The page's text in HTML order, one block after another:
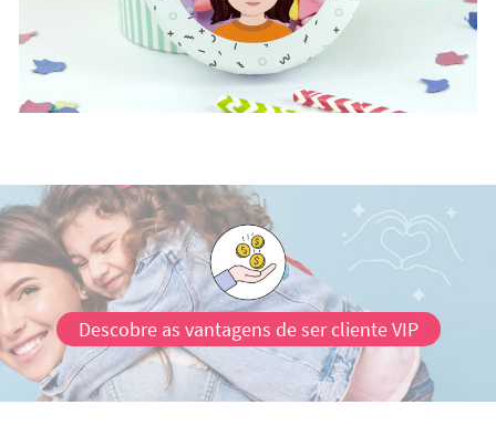
Descobre as vantagens de ser cliente VIP